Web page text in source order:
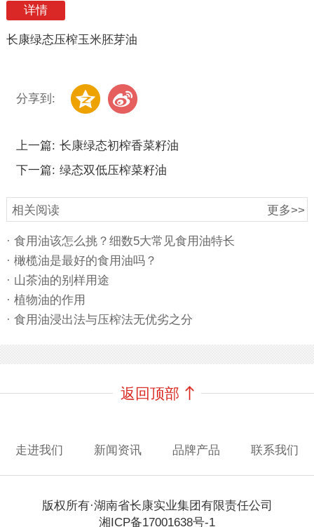
详情
长康绿态压榨玉米胚芽油
分享到:
上一篇: 长康绿态初榨香菜籽油
下一篇: 绿态双低压榨菜籽油
相关阅读 更多>>
· 食用油该怎么挑？细数5大常见食用油特长
· 橄榄油是最好的食用油吗？
· 山茶油的别样用途
· 植物油的作用
· 食用油浸出法与压榨法无优劣之分
返回顶部
走进我们 新闻资讯 品牌产品 联系我们
版权所有·湖南省长康实业集团有限责任公司
湘ICP备17001638号-1